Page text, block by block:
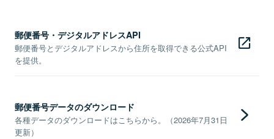
郵便番号・デジタルアドレスAPI
郵便番号とデジタルアドレスから住所を取得できる公式API
を提供。
郵便番号データのダウンロード
各種データのダウンロードはこちらから。（2026年7月31日
更新）